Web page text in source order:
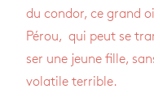
du condor, ce grand
Pérou, qui peut se
ser une jeune fille,
vola­tile ter­rible.